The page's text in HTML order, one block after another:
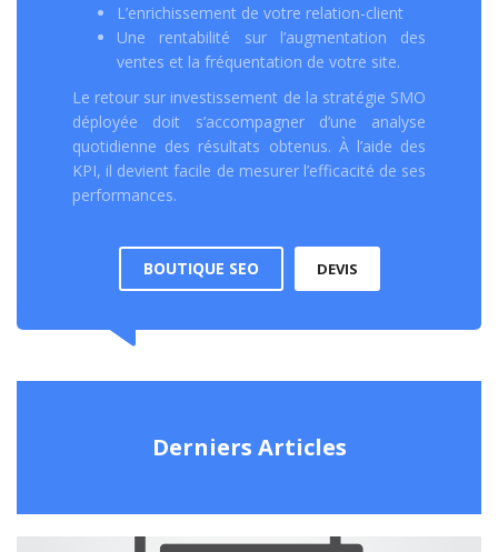
L’enrichissement de votre relation-client
Une rentabilité sur l’augmentation des
ventes et la fréquentation de votre site.
Le retour sur investissement de la stratégie SMO
déployée doit s’accompagner d’une analyse
quotidienne des résultats obtenus. À l’aide des
KPI, il devient facile de mesurer l’efficacité de ses
performances.
BOUTIQUE SEO DEVIS
Derniers Articles